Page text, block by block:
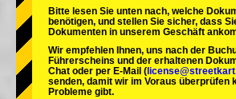
Bitte lesen Sie unten nach, welche
benötigen, und stellen Sie sicher, dass
Dokumenten in unserem Geschäft
Wir empfehlen Ihnen, uns nach der
Führerscheins und der erhaltenen
Chat oder per E-Mail (
senden, damit wir im Voraus überprüfen
Probleme gibt.